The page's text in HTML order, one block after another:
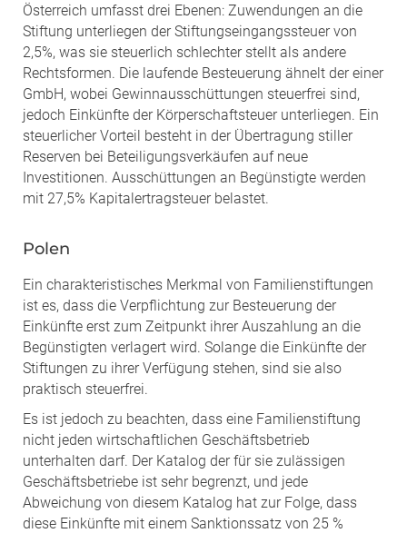
Österreich umfasst drei Ebenen: Zuwendungen an die
Stiftung unterliegen der Stiftungseingangssteuer von
2,5%, was sie steuerlich schlechter stellt als andere
Rechtsformen. Die laufende Besteuerung ähnelt der einer
GmbH, wobei Gewinnausschüttungen steuerfrei sind,
jedoch Einkünfte der Körperschaftsteuer unterliegen. Ein
steuerlicher Vorteil besteht in der Übertragung stiller
Reserven bei Beteiligungsverkäufen auf neue
Investitionen. Ausschüttungen an Begünstigte werden
mit 27,5% Kapitalertragsteuer belastet.
Polen
Ein charakteristisches Merkmal von Familienstiftungen
ist es, dass die Verpflichtung zur Besteuerung der
Einkünfte erst zum Zeitpunkt ihrer Auszahlung an die
Begünstigten verlagert wird. Solange die Einkünfte der
Stiftungen zu ihrer Verfügung stehen, sind sie also
praktisch steuerfrei.
Es ist jedoch zu beachten, dass eine Familienstiftung
nicht jeden wirtschaftlichen Geschäftsbetrieb
unterhalten darf. Der Katalog der für sie zulässigen
Geschäftsbetriebe ist sehr begrenzt, und jede
Abweichung von diesem Katalog hat zur Folge, dass
diese Einkünfte mit einem Sanktionssatz von 25 %